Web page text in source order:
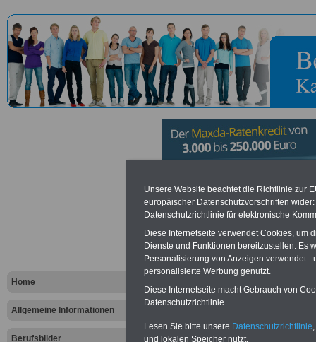
Home
Allgemeine Informationen
Berufsbilder
Glan
Vorteile für den öffentlichen
Vergleichen und sparen
Bausparen schon ab 16 Jahren
Berufsunfähigkeitsabsicherung
Online-Vergleich Gesetzliche
Krankenkassen
Unsere Website beachtet die Richtlinie zur
europäischer Datenschutzvorschriften
Datenschutzrichtlinie für elektronische
Diese Internetseite verwendet Cookies, um
Dienste und Funktionen bereitzustellen. Es
Personalisierung von Anzeigen verwendet
personalisierte Werbung genutzt.
Diese Internetseite macht Gebrauch von
Datenschutzrichtlinie.
Lesen Sie bitte unsere Datenschutzrichtlinie
und lokalen Speicher nutzt.